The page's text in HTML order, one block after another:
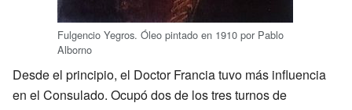
Fulgencio Yegros. Óleo pintado en 1910 por Pablo
Alborno
Desde el principio, el Doctor Francia tuvo más influencia
en el Consulado. Ocupó dos de los tres turnos de